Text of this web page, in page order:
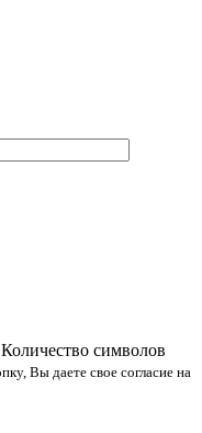
Количество символов
Вы даете свое согласие на